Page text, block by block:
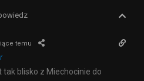
temu
blisko z Miechocinie do